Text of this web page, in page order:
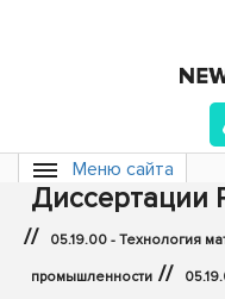
Меню сайта
Диссертации
// 05.19.00 - Технология
промышленности //